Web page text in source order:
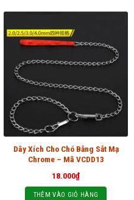
Dây Xích Cho Chó Bằng Sắt Mạ
Chrome – Mã VCDD13
18.000₫
THÊM VÀO GIỎ HÀNG